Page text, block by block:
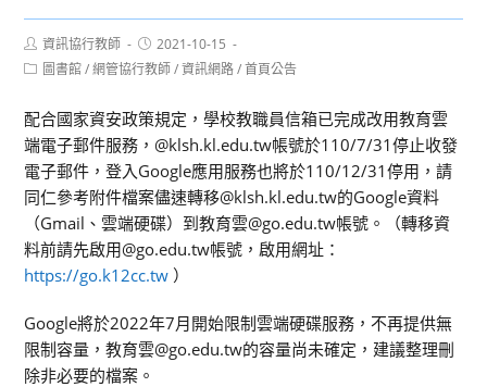
Post
author:
資訊協行教師
Post
published:
2021-10-15
Post圖書館 / 網管協行教師 / 資訊網路 / 首頁公告
配合國家資安政策規定，學校教職員信箱已完成改用教育雲
端電子郵件服務，@klsh.kl.edu.tw帳號於110/7/31停止收發
電子郵件，登入Google應用服務也將於110/12/31停用，請
同仁參考附件檔案儘速轉移@klsh.kl.edu.tw的Google資料
（Gmail、雲端硬碟）到教育雲@go.edu.tw帳號。（轉移資
料前請先啟用@go.edu.tw帳號，啟用網址：
https://go.k12cc.tw ）
Google將於2022年7月開始限制雲端硬碟服務，不再提供無
限制容量，教育雲@go.edu.tw的容量尚未確定，建議整理刪
除非必要的檔案。